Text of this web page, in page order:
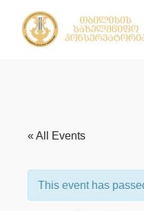
« All Events
This event has